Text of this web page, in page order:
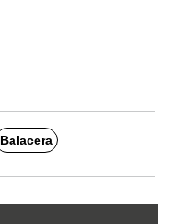
Balacera